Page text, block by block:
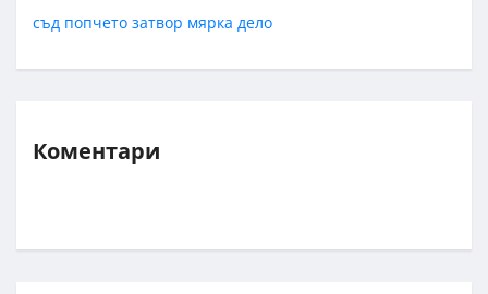
съд попчето затвор мярка дело
Коментари